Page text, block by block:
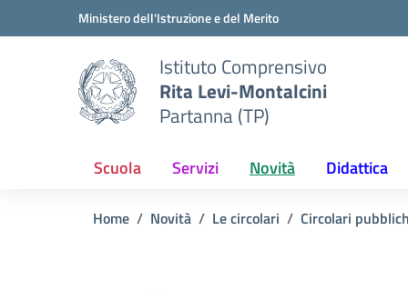
Vai ai contenuti
Vai al menu di navigazioneMinistero dell'Istruzione e del Merito
Istituto Comprensivo
Rita Levi-Montalcini
Partanna (TP)
Scuola Servizi Novità Didattica
Home Novità Le circolari Circolari